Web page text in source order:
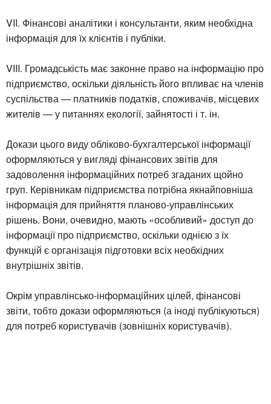
VII. Фінансові аналітики і консультанти, яким необхідна
інформація для їх клієнтів і публіки.
VIII. Громадськість має законне право на інформацію про
підприємство, оскільки діяльність його впливає на членів
суспільства — платників податків, споживачів, місцевих
жителів — у питаннях екології, зайнятості і т. ін.
Докази цього виду обліково-бухгалтерської інформації
оформляються у вигляді фінансових звітів для
задоволення інформаційних потреб згаданих щойно
груп. Керівникам підприємства потрібна якнайповніша
інформація для прийняття планово-управлінських
рішень. Вони, очевидно, мають «особливий» доступ до
інформації про підприємство, оскільки однією з їх
функцій є організація підготовки всіх необхідних
внутрішніх звітів.
Окрім управлінсько-інформаційних цілей, фінансові
звіти, тобто докази оформляються (а іноді публікуються)
для потреб користувачів (зовнішніх користувачів).